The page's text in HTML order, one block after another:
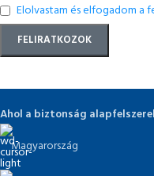
Elolvastam és elfogadom a
Ahol a biztonság
Magyarország